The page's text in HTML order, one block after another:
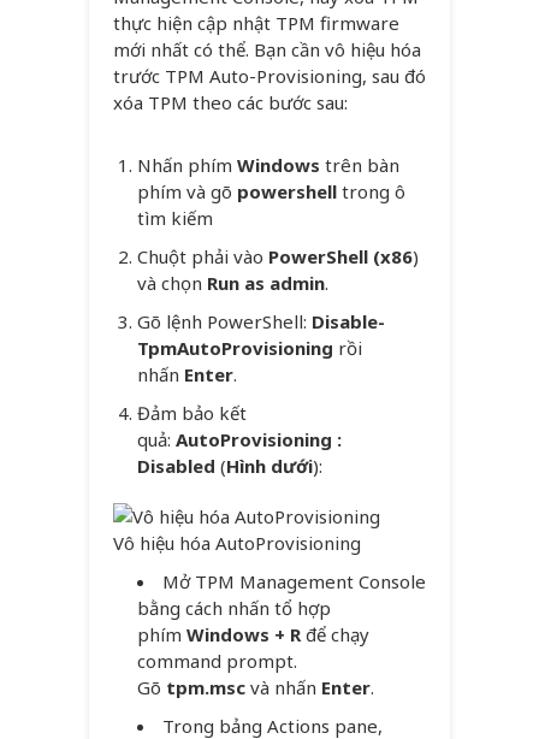
thực hiện cập nhật TPM firmware
mới nhất có thể. Bạn cần vô hiệu hóa
trước TPM Auto-Provisioning, sau đó
xóa TPM theo các bước sau:
Nhấn phím Windows trên bàn
phím và gõ powershell trong ô
tìm kiếm
Chuột phải vào PowerShell (x86)
và chọn Run as admin.
Gõ lệnh PowerShell: Disable-
TpmAutoProvisioning rồi
nhấn Enter.
Đảm bảo kết
quả: AutoProvisioning :
Disabled (Hình dưới):
Vô hiệu hóa AutoProvisioning
Mở TPM Management Console
bằng cách nhấn tổ hợp
phím Windows + Rđể chạy
command prompt.
Gõ tpm.msc và nhấn Enter.
Trong bảng Actions pane,